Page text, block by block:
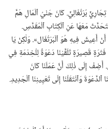
بُرْتُغَالِيٍّ.‏ كَانَ جَنْيُ ٱلْمَالِ هَمَّ
مَعَهَا عَنِ ٱلْكِتَابِ ٱلْمُقَدَّسِ.‏
أَعِيشَ فِيهِ هُوَ ٱلْبُرْتُغَال».‏ وَلٰكِنْ يَا
قَصِيرَةٍ تَلَقَّيْنَا دَعْوَةً لِلْخِدْمَةِ فِي
أَضِفْ إِلَى ذٰلِكَ أَنَّ عَمَلَنَا كَانَ
وَٱنْتَقَلْنَا إِلَى تَعْيِينِنَا ٱلْجَدِيدِ.‏